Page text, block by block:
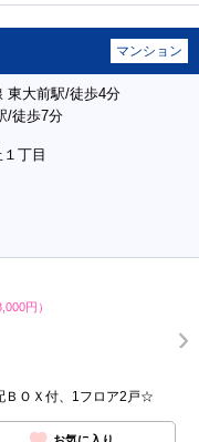
マンション
東大前駅/徒歩4分
/徒歩7分
丁目
円）
ＢＯＸ付、1フロア2戸☆
お気に入り